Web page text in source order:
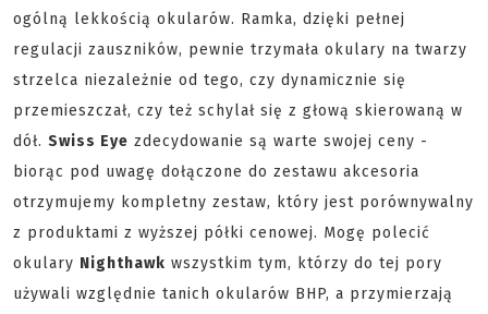
ogólną lekkością okularów. Ramka, dzięki pełnej
regulacji zauszników, pewnie trzymała okulary na twarzy
strzelca niezależnie od tego, czy dynamicznie się
przemieszczał, czy też schylał się z głową skierowaną w
dół. Swiss Eye zdecydowanie są warte swojej ceny -
biorąc pod uwagę dołączone do zestawu akcesoria
otrzymujemy kompletny zestaw, który jest porównywalny
z produktami z wyższej półki cenowej. Mogę polecić
okulary Nighthawk wszystkim tym, którzy do tej pory
używali względnie tanich okularów BHP, a przymierzają